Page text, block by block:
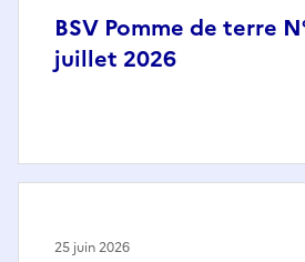
BSV Pomme de terre
juillet 2026
25 juin 2026